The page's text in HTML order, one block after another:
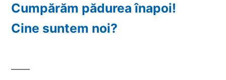
Cumpărăm pădurea înapoi!
Cine suntem noi?